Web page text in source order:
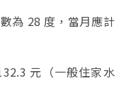
為 28 度，當月應計
元（一般住家水